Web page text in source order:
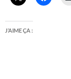
J’AIME ÇA :